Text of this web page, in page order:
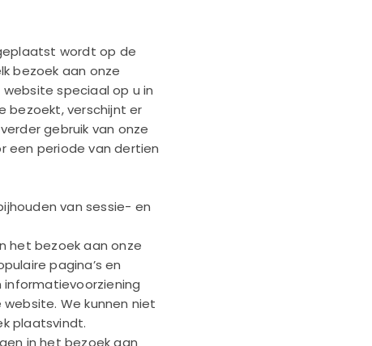
wordt op de
bezoek aan onze
speciaal op u in
bezoekt, verschijnt er
gebruik van onze
een periode van dertien
van sessie- en
het bezoek aan onze
pagina’s en
informatievoorziening
We kunnen niet
plaatsvindt.